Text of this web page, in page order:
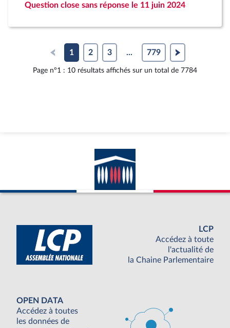
Question close sans réponse le 11 juin 2024
1 2 3 ... 779
Page n°1 : 10 résultats affichés sur un total de 7784
LCP
Accédez à toute
l'actualité de
la Chaine Parlementaire
OPEN DATA
Accédez à toutes
les données de